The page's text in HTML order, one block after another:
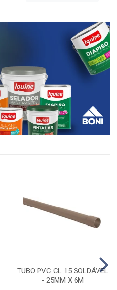
TUBO PVC CL 15 SOLDÁVEL
- 25MM X 6M